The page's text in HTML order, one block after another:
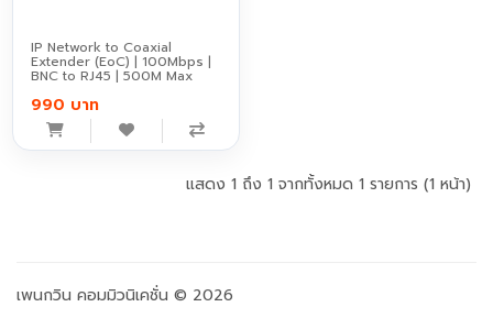
IP Network to Coaxial
Extender (EoC) | 100Mbps |
BNC to RJ45 | 500M Max
990 บาท
แสดง 1 ถึง 1 จากทั้งหมด 1 รายการ (1 หน้า)
เพนกวิน คอมมิวนิเคชั่น © 2026